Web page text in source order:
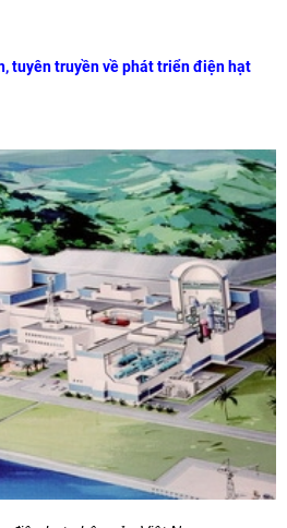
tuyên truyền về phát triển điện hạt